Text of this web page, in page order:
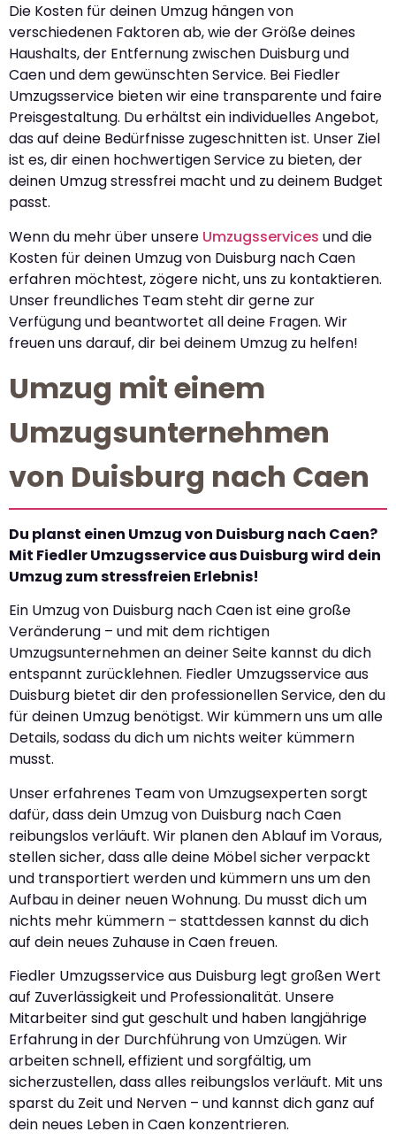
Die Kosten für deinen Umzug hängen von
verschiedenen Faktoren ab, wie der Größe deines
Haushalts, der Entfernung zwischen Duisburg und
Caen und dem gewünschten Service. Bei Fiedler
Umzugsservice bieten wir eine transparente und faire
Preisgestaltung. Du erhältst ein individuelles Angebot,
das auf deine Bedürfnisse zugeschnitten ist. Unser Ziel
ist es, dir einen hochwertigen Service zu bieten, der
deinen Umzug stressfrei macht und zu deinem Budget
passt.
Wenn du mehr über unsere Umzugsservices und die
Kosten für deinen Umzug von Duisburg nach Caen
erfahren möchtest, zögere nicht, uns zu kontaktieren.
Unser freundliches Team steht dir gerne zur
Verfügung und beantwortet all deine Fragen. Wir
freuen uns darauf, dir bei deinem Umzug zu helfen!
Umzug mit einem
Umzugsunternehmen
von Duisburg nach Caen
Du planst einen Umzug von Duisburg nach Caen?
Mit Fiedler Umzugsservice aus Duisburg wird dein
Umzug zum stressfreien Erlebnis!
Ein Umzug von Duisburg nach Caen ist eine große
Veränderung – und mit dem richtigen
Umzugsunternehmen an deiner Seite kannst du dich
entspannt zurücklehnen. Fiedler Umzugsservice aus
Duisburg bietet dir den professionellen Service, den du
für deinen Umzug benötigst. Wir kümmern uns um alle
Details, sodass du dich um nichts weiter kümmern
musst.
Unser erfahrenes Team von Umzugsexperten sorgt
dafür, dass dein Umzug von Duisburg nach Caen
reibungslos verläuft. Wir planen den Ablauf im Voraus,
stellen sicher, dass alle deine Möbel sicher verpackt
und transportiert werden und kümmern uns um den
Aufbau in deiner neuen Wohnung. Du musst dich um
nichts mehr kümmern – stattdessen kannst du dich
auf dein neues Zuhause in Caen freuen.
Fiedler Umzugsservice aus Duisburg legt großen Wert
auf Zuverlässigkeit und Professionalität. Unsere
Mitarbeiter sind gut geschult und haben langjährige
Erfahrung in der Durchführung von Umzügen. Wir
arbeiten schnell, effizient und sorgfältig, um
sicherzustellen, dass alles reibungslos verläuft. Mit uns
sparst du Zeit und Nerven – und kannst dich ganz auf
dein neues Leben in Caen konzentrieren.